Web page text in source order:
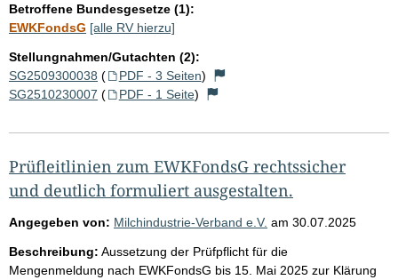
Betroffene Bundesgesetze (1):
EWKFondsG [alle RV hierzu]
Stellungnahmen/Gutachten (2):
SG2509300038 ( PDF - 3 Seiten)
SG2510230007 ( PDF - 1 Seite)
Prüfleitlinien zum EWKFondsG rechtssicher
und deutlich formuliert ausgestalten.
Angegeben von: Milchindustrie-Verband e.V. am 30.07.2025
Beschreibung: Aussetzung der Prüfpflicht für die
Mengenmeldung nach EWKFondsG bis 15. Mai 2025 zur Klärung